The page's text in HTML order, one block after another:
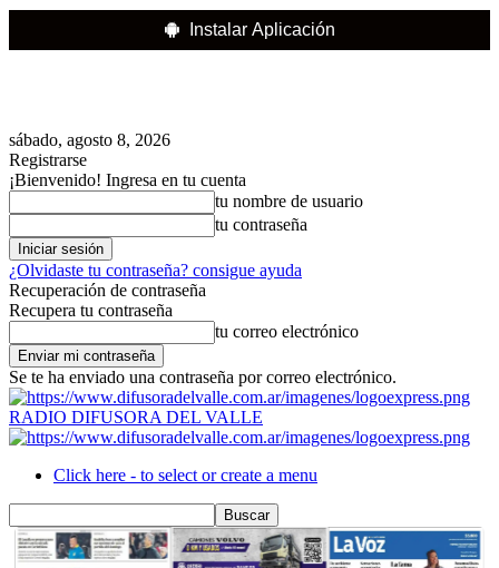
Instalar Aplicación
sábado, agosto 8, 2026
Registrarse
¡Bienvenido! Ingresa en tu cuenta
tu nombre de usuario
tu contraseña
¿Olvidaste tu contraseña? consigue ayuda
Recuperación de contraseña
Recupera tu contraseña
tu correo electrónico
Se te ha enviado una contraseña por correo electrónico.
RADIO DIFUSORA DEL VALLE
Click here - to select or create a menu